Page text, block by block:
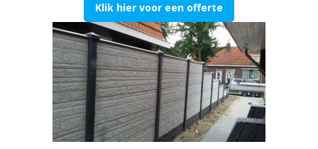
Klik hier voor een offerte